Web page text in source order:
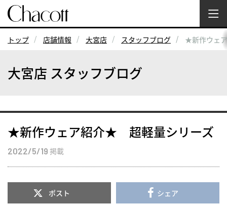
トップ 店舗情報 大宮店 スタッフブログ ★新作ウェ
大宮店 スタッフブログ
★新作ウェア紹介★ 超軽量シリーズ
2022/5/19 掲載
ポスト シェア